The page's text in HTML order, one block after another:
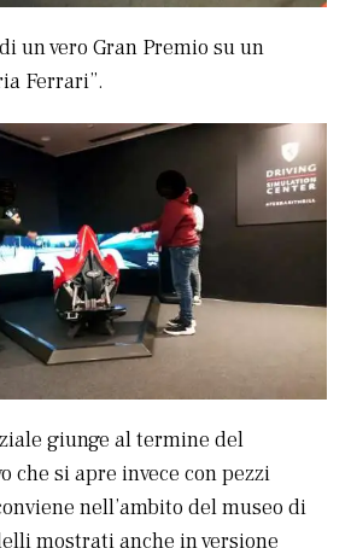
un vero Gran Premio su un
Ferrari”.
giunge al termine del
che si apre invece con pezzi
nell’ambito del museo di
mostrati anche in versione